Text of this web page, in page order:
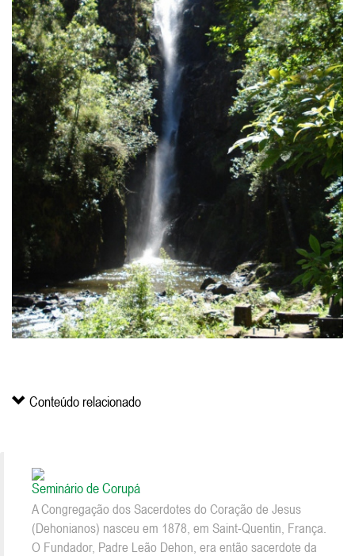
Conteúdo relacionado
Seminário de Corupá
A Congregação dos Sacerdotes do Coração de Jesus
(Dehonianos) nasceu em 1878, em Saint-Quentin, França.
O Fundador, Padre Leão Dehon, era então sacerdote da